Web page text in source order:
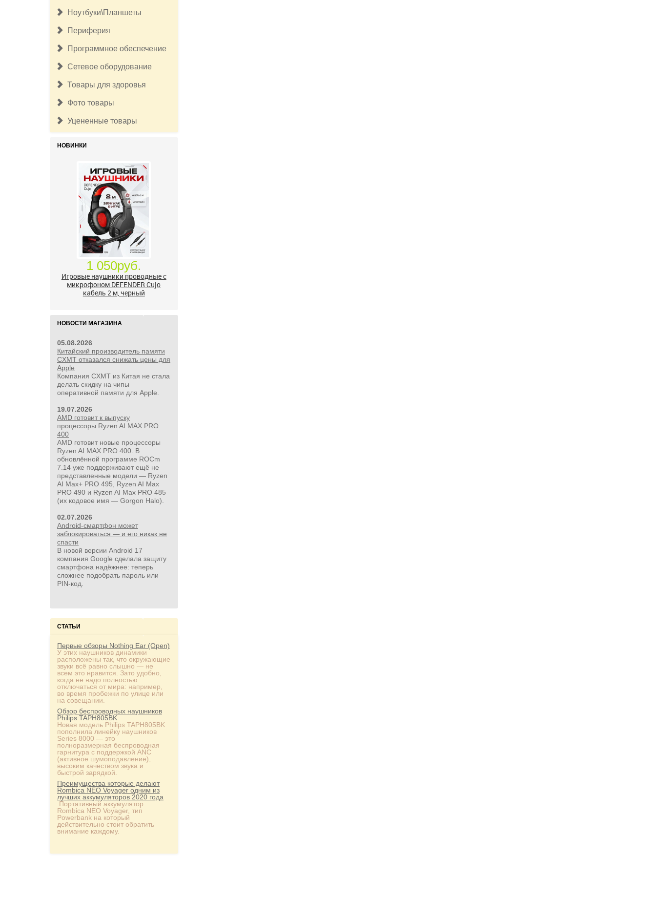
Ноутбуки\Планшеты
Периферия
Программное обеспечение
Сетевое оборудование
Товары для здоровья
Фото товары
Уцененные товары
НОВИНКИ
1 050руб.
Игровые наушники проводные с
микрофоном DEFENDER Сujo
кабель 2 м, черный
1 480руб.
Мышь проводная Redragon
оптическая, USB, 7000dpi, черный
НОВОСТИ МАГАЗИНА
05.08.2026
Китайский производитель памяти
CXMT отказался снижать цены для
Apple
Компания CXMT из Китая не стала
делать скидку на чипы
оперативной памяти для Apple.
19.07.2026
AMD готовит к выпуску
процессоры Ryzen AI MAX PRO
400
AMD готовит новые процессоры
Ryzen AI MAX PRO 400. В
обновлённой программе ROCm
7.14 уже поддерживают ещё не
представленные модели — Ryzen
AI Max+ PRO 495, Ryzen AI Max
PRO 490 и Ryzen AI Max PRO 485
(их кодовое имя — Gorgon Halo).
02.07.2026
Android-смартфон может
заблокироваться — и его никак не
спасти
В новой версии Android 17
компания Google сделала защиту
смартфона надёжнее: теперь
сложнее подобрать пароль или
PIN‑код.
СТАТЬИ
Первые обзоры Nothing Ear (Open)
У этих наушников динамики
расположены так, что окружающие
звуки всё равно слышно — не
всем это нравится. Зато удобно,
когда не надо полностью
отключаться от мира: например,
во время пробежки по улице или
на совещании.
Обзор беспроводных наушников
Philips TAPH805BK
Новая модель Philips TAPH805BK
пополнила линейку наушников
Series 8000 — это
полноразмерная беспроводная
гарнитура с поддержкой ANC
(активное шумоподавление),
высоким качеством звука и
быстрой зарядкой.
Преимущества которые делают
Rombica NEO Voyager одним из
лучших аккумуляторов 2020 года
Портативный аккумулятор
Rombica NEO Voyager, тип
Powerbank на который
действительно стоит обратить
внимание каждому.